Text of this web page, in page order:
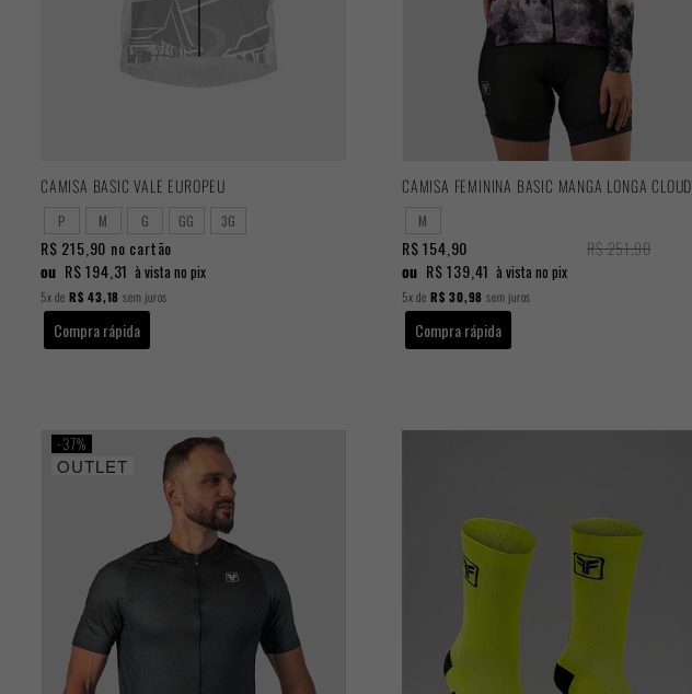
CAMISA BASIC VALE EUROPEU
P M G GG 3G
R$ 215,90 no cartão
ou R$ 194,31 à vista no pix
5xde R$ 43,18 sem juros
Compra rápida
CAMISA FEMININA BASIC MANGA LONGA CLOUD
M
R$ 251,90
R$ 154,90
ou R$ 139,41 à vista no pix
5xde R$ 30,98 sem juros
Compra rápida
OUTLET
37%